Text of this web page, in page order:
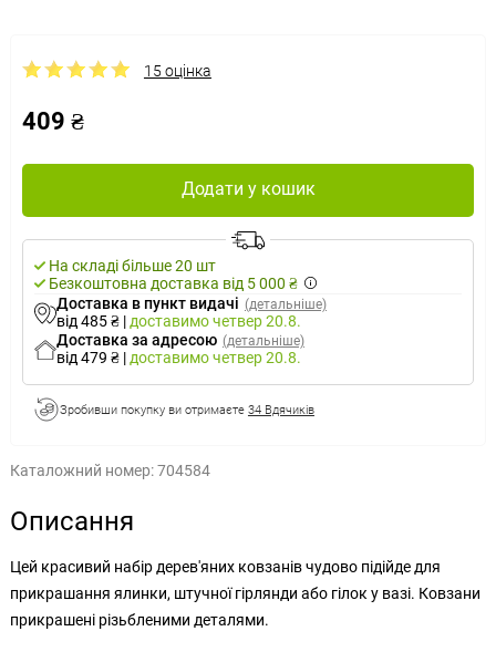
15 оцінка
409 ₴
Додати у кошик
На складі більше 20 шт
Безкоштовна доставка від 5 000 ₴
Доставка в пункт видачі (детальніше)
від 485 ₴ | доставимочетвер 20.8.
Доставка за адресою (детальніше)
від 479 ₴ | доставимочетвер 20.8.
Зробивши покупку ви отримаєте 34 Вдячиків
Каталожний номер:704584
Описання
Цей красивий набір дерев'яних ковзанів чудово підійде для
прикрашання ялинки, штучної гірлянди або гілок у вазі. Ковзани
прикрашені різьбленими деталями.